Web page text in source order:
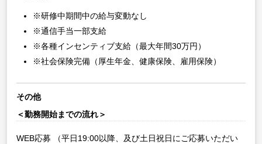
※研修中期間中の給与変動なし
※通信手当一部支給
※各種インセンティブ支給（最大年間30万円）
※社会保険完備（厚生年金、健康保険、雇用保険）
その他
＜勤務開始までの流れ＞
WEB応募 （平日19:00以降、及び土日祝日にご応募いただい